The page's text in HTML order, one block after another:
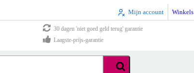
Mijn account Winkels
30 dagen 'niet goed geld terug' garantie
Laagste-prijs-garantie